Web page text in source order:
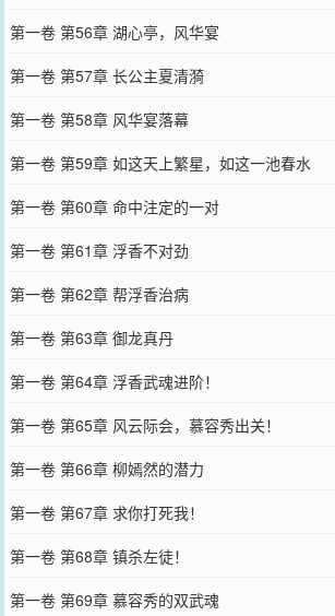
第一卷 第56章 湖心亭，风华宴
第一卷 第57章 长公主夏清漪
第一卷 第58章 风华宴落幕
第一卷 第59章 如这天上繁星，如这一池春水
第一卷 第60章 命中注定的一对
第一卷 第61章 浮香不对劲
第一卷 第62章 帮浮香治病
第一卷 第63章 御龙真丹
第一卷 第64章 浮香武魂进阶！
第一卷 第65章 风云际会，慕容秀出关！
第一卷 第66章 柳嫣然的潜力
第一卷 第67章 求你打死我！
第一卷 第68章 镇杀左徒！
第一卷 第69章 慕容秀的双武魂